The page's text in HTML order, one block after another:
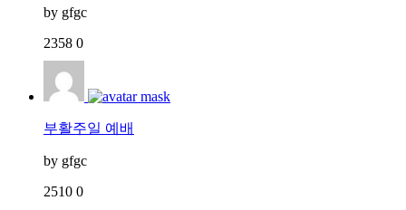
by gfgc
2358 0
부활주일 예배
by gfgc
2510 0